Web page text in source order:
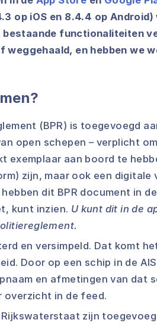
op iOS en 8.4.4 op Android)
functionaliteiten
weggehaald, en hebben we
(BPR) is toegevoegd
open schepen – verplicht
exemplaar aan boord te
zijn, maar ook een digitale
dit BPR document in
kunt inzien. U kunt dit in de
en versimpeld. Dat komt
Door op een schip in de
en afmetingen van dat
overzicht in de feed.
zijn